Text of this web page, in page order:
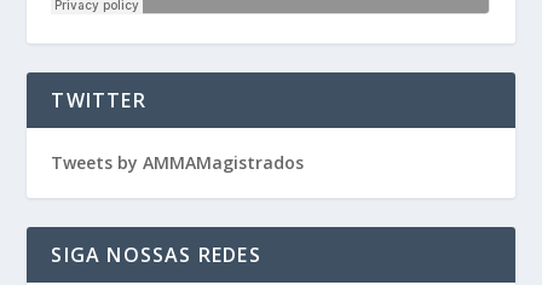
TWITTER
Tweets by AMMAMagistrados
SIGA NOSSAS REDES